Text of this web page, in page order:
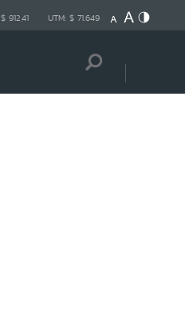
$ 912,41 UTM: $ 71.649